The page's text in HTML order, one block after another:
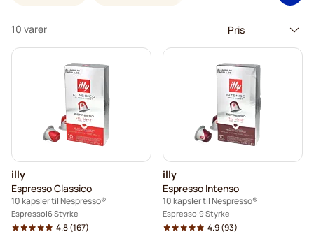
10 varer
illy
Espresso Classico
10 kapsler til Nespresso®
Espresso 6 Styrke
4.8(167)
illy
Espresso Intenso
10 kapsler til Nespresso®
Espresso 9 Styrke
4.9(93)